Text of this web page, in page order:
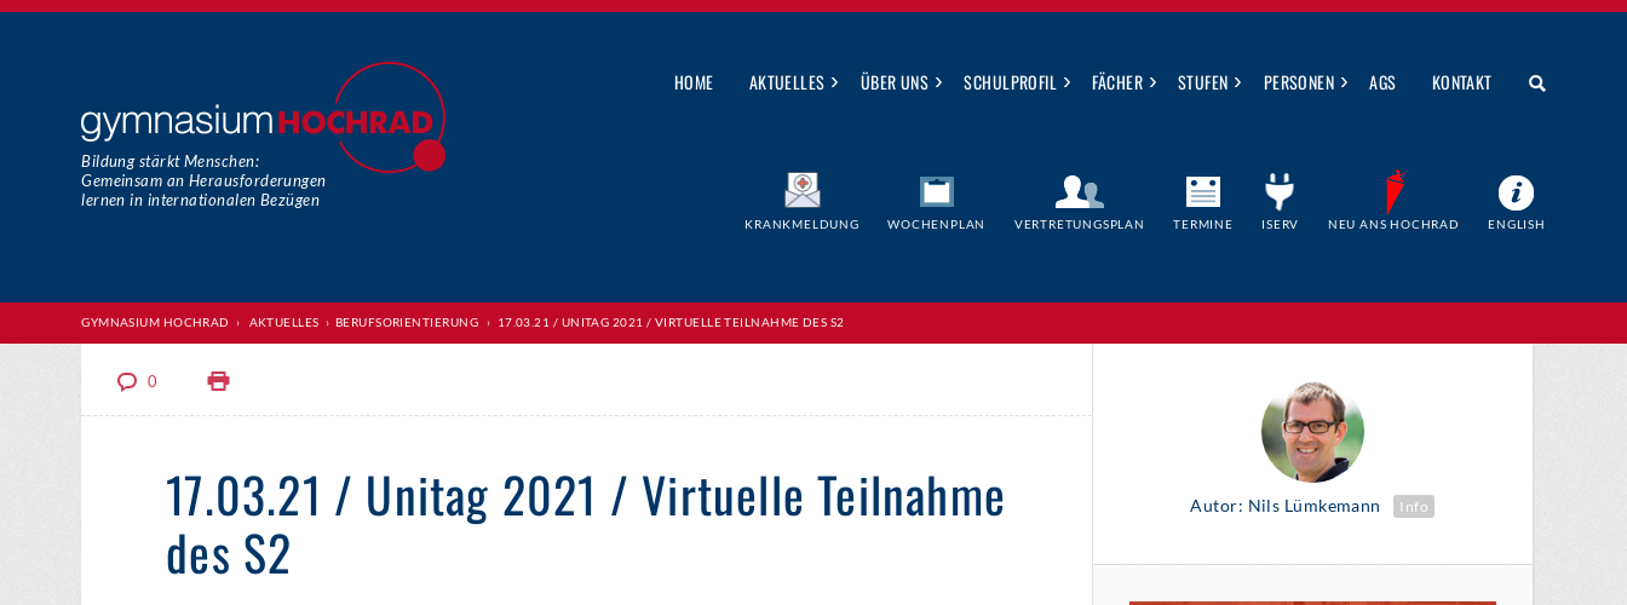
HOME AKTUELLES › ÜBER UNS › SCHULPROFIL › FÄCHER › STUFEN › PERSONEN › AGS KONTAKT
Bildung stärkt Menschen:
Gemeinsam an Herausforderungen
lernen in internationalen Bezügen
KRANKMELDUNG WOCHENPLAN VERTRETUNGSPLAN TERMINE ISERV NEU ANS HOCHRAD ENGLISH
GYMNASIUM HOCHRAD › AKTUELLES › BERUFSORIENTIERUNG › 17.03.21 / UNITAG 2021 / VIRTUELLE TEILNAHME DES S2
0
17.03.21 / Unitag 2021 / Virtuelle Teilnahme
des S2
Autor: Nils Lümkemann Info